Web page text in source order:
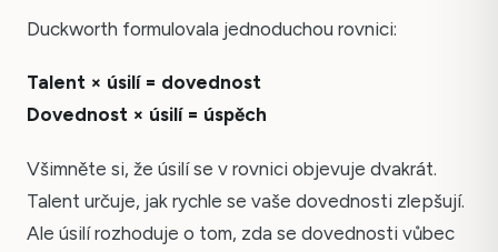
Duckworth formulovala jednoduchou rovnici:
Talent × úsilí = dovednost
Dovednost × úsilí = úspěch
Všimněte si, že úsilí se v rovnici objevuje dvakrát.
Talent určuje, jak rychle se vaše dovednosti zlepšují.
Ale úsilí rozhoduje o tom, zda se dovednosti vůbec